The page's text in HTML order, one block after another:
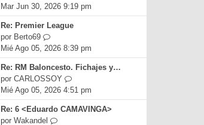
t
m
o
e
n
s
a
j
e
e
r
ú
t
m
o
e
n
Mar Jun 30, 2026 9:19 pm
Re: Premier League
por Berto69
V
e
r
ú
l
t
i
m
Mié Ago 05, 2026 8:39 pm
Re: RM Baloncesto. Fichajes y…
por CARLOSSOY
V
e
r
ú
Mié Ago 05, 2026 4:51 pm
Re: 6 <Eduardo CAMAVINGA>
por Wakandel
V